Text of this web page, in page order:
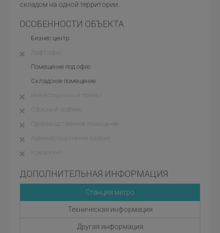
складом на одной территории.
ОСОБЕННОСТИ ОБЪЕКТА
Бизнес центр
Лофт офис
Помещение под офис
Складское помещение
Инвестиционный проект
Офисный особняк
Производственное помещение
Административное здание
Коворкинг
ДОПОЛНИТЕЛЬНАЯ ИНФОРМАЦИЯ
Станция метро
Техническая информация
Другая информация